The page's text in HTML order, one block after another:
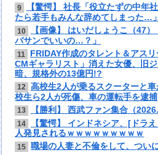
9
【驚愕】 社長「役立たずの中年
たら若手もみんな辞めてしまった…」
10
【画像】 はいだしょうこ（47）
バサンでいいの…？」
11
FRIDAY作成のタレント＆アス
CMギャラリスト」消えた女優、旧
暗、規格外の13億円!?
12 高校生2人が乗るスクーターと
校生ら2人が死傷、車の運転手を逮捕
13 【勝利】 西武ファン集合（
14
【驚愕】 インドネシア、[ドラ
人発見されるｗｗｗｗｗｗｗｗｗ
15 職場の人妻と不倫をして、ついに